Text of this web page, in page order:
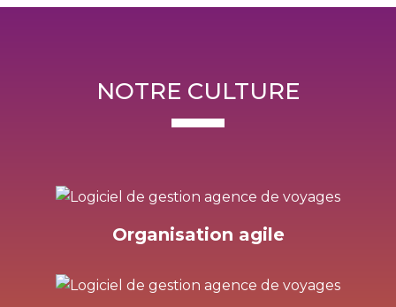
NOTRE CULTURE
Organisation agile